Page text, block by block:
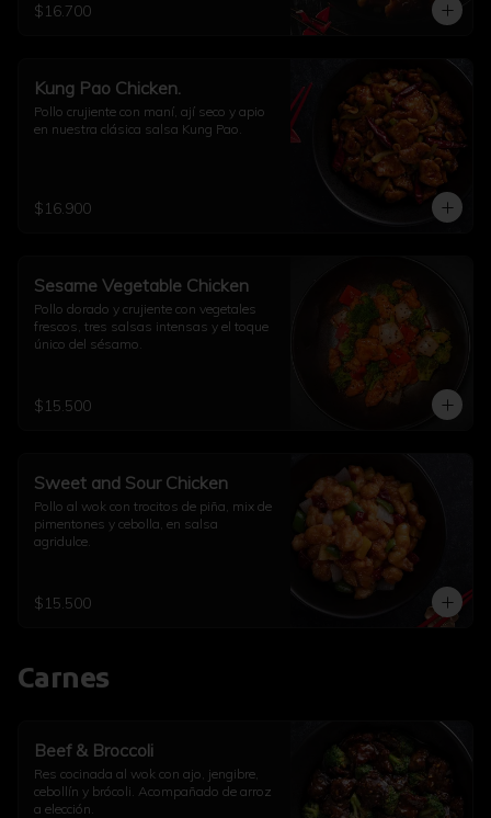
$16.700
Kung Pao Chicken.
Pollo crujiente con maní, ají seco y apio
en nuestra clásica salsa Kung Pao.
$16.900
Sesame Vegetable Chicken
Pollo dorado y crujiente con vegetales
frescos, tres salsas intensas y el toque
único del sésamo.
$15.500
Sweet and Sour Chicken
Pollo al wok con trocitos de piña, mix de
pimentones y cebolla, en salsa
agridulce.
$15.500
Carnes
Beef & Broccoli
Res cocinada al wok con ajo, jengibre,
cebollín y brócoli. Acompañado de arroz
a elección.